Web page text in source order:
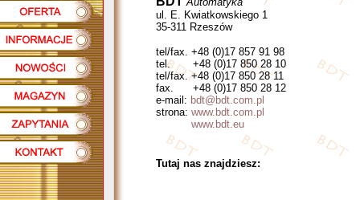
ul. E. Kwiatkowskiego 1
35-311 Rzeszów
tel/fax. +48 (0)17 857 91 98
tel. +48 (0)17 850 28 10
tel/fax. +48 (0)17 850 28 11
fax. +48 (0)17 850 28 12
e-mail: bdt@bdt.com.pl
strona: www.bdt.com.pl
www.bdt.eu
Tutaj nas znajdziesz: